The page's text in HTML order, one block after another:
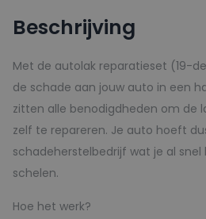
Beschrijving
Met de autolak reparatieset (19-
de schade aan jouw auto in een
zitten alle benodigdheden om de
zelf te repareren. Je auto hoeft
schadeherstelbedrijf wat je al snel
schelen.
Hoe het werk?